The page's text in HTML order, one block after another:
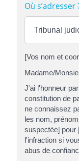
Où s’adresser
Tribunal
[Vos nom et
Madame/
J'ai l'honneur
constitution de
ne connaissez
les nom,
suspectée] pour
l'infraction si
abus de